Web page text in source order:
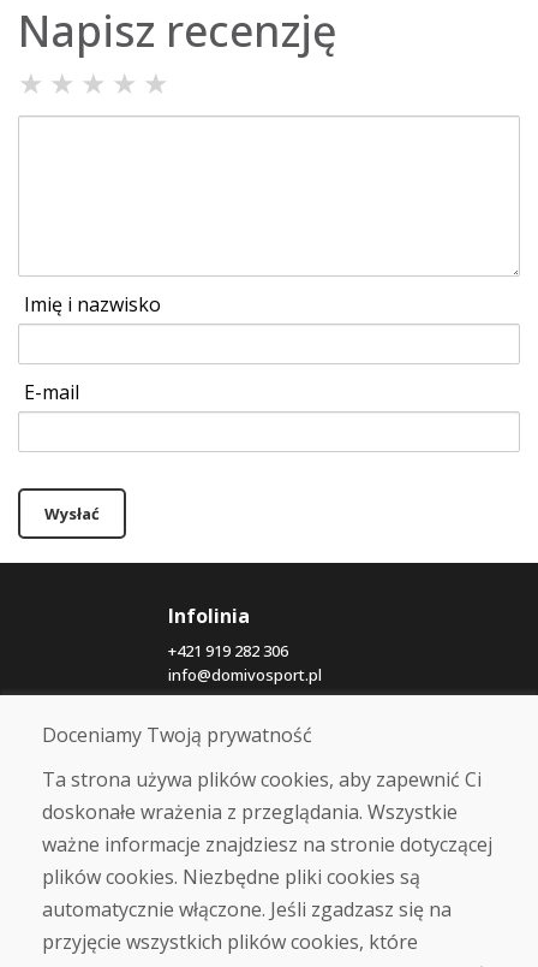
Napisz recenzję
★ ★ ★ ★ ★
Imię i nazwisko
E-mail
Wysłać
Infolinia
+421 919 282 306
info@domivosport.pl
O nas
Blog
O nas
Sklep
Kontakt
Zakup
Sklep internetowy
Doceniamy Twoją prywatność
Ta strona używa plików cookies, aby zapewnić Ci
doskonałe wrażenia z przeglądania. Wszystkie
ważne informacje znajdziesz na stronie dotyczącej
plików cookies. Niezbędne pliki cookies są
automatycznie włączone. Jeśli zgadzasz się na
przyjęcie wszystkich plików cookies, które